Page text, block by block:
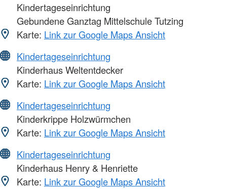
Kindertageseinrichtung
Gebundene Ganztag Mittelschule Tutzing
Karte: Link zur Google Maps Ansicht
Kindertageseinrichtung
Kinderhaus Weltentdecker
Karte: Link zur Google Maps Ansicht
Kindertageseinrichtung
Kinderkrippe Holzwürmchen
Karte: Link zur Google Maps Ansicht
Kindertageseinrichtung
Kinderhaus Henry & Henriette
Karte: Link zur Google Maps Ansicht